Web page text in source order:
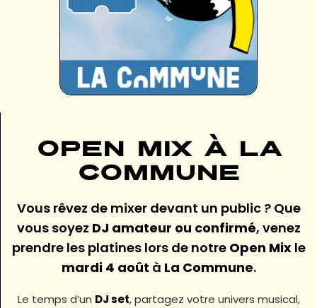
BAR
PRIVATISER
RESERVER
Open Mix à La
Commune
Vous rêvez de mixer devant un public ? Que
vous soyez DJ amateur ou confirmé, venez
prendre les platines lors de notre Open Mix le
mardi 4 août à La Commune.
Le temps d’un DJ set, partagez votre univers musical,